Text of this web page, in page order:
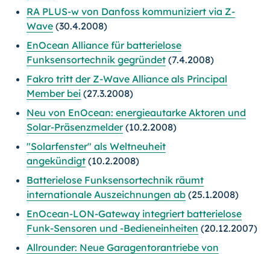
RA PLUS-w von Danfoss kommuniziert via Z-
Wave (30.4.2008)
EnOcean Alliance für batterielose
Funksensortechnik gegründet (7.4.2008)
Fakro tritt der Z-Wave Alliance als Principal
Member bei (27.3.2008)
Neu von EnOcean: energieautarke Aktoren und
Solar-Präsenzmelder(10.2.2008)
"Solarfenster" als Weltneuheit
angekündigt (10.2.2008)
Batterielose Funksensortechnik räumt
internationale Auszeichnungen ab (25.1.2008)
EnOcean-LON-Gateway integriert batterielose
Funk-Sensoren und -Bedieneinheiten (20.12.2007)
Allrounder: Neue Garagentorantriebe von